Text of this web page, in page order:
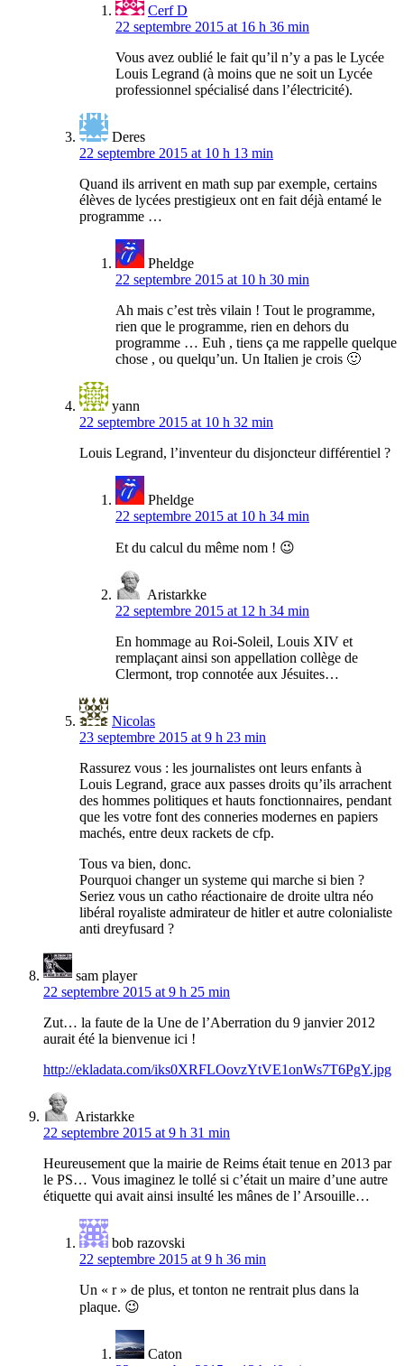
Cerf D
22 septembre 2015 at 16 h 36 min
Vous avez oublié le fait qu’il n’y a pas le Lycée
Louis Legrand (à moins que ne soit un Lycée
professionnel spécialisé dans l’électricité).
Deres
22 septembre 2015 at 10 h 13 min
Quand ils arrivent en math sup par exemple, certains
élèves de lycées prestigieux ont en fait déjà entamé le
programme …
Pheldge
22 septembre 2015 at 10 h 30 min
Ah mais c’est très vilain ! Tout le programme,
rien que le programme, rien en dehors du
programme … Euh , tiens ça me rappelle quelque
chose , ou quelqu’un. Un Italien je crois 🙂
yann
22 septembre 2015 at 10 h 32 min
Louis Legrand, l’inventeur du disjoncteur différentiel ?
Pheldge
22 septembre 2015 at 10 h 34 min
Et du calcul du même nom ! 😉
Aristarkke
22 septembre 2015 at 12 h 34 min
En hommage au Roi-Soleil, Louis XIV et
remplaçant ainsi son appellation collège de
Clermont, trop connotée aux Jésuites…
Nicolas
23 septembre 2015 at 9 h 23 min
Rassurez vous : les journalistes ont leurs enfants à
Louis Legrand, grace aux passes droits qu’ils arrachent
des hommes politiques et hauts fonctionnaires, pendant
que les votre font des conneries modernes en papiers
machés, entre deux rackets de cfp.
Tous va bien, donc.
Pourquoi changer un systeme qui marche si bien ?
Seriez vous un catho réactionaire de droite ultra néo
libéral royaliste admirateur de hitler et autre colonialiste
anti dreyfusard ?
sam player
22 septembre 2015 at 9 h 25 min
Zut… la faute de la Une de l’Aberration du 9 janvier 2012
aurait été la bienvenue ici !
http://ekladata.com/iks0XRFLOovzYtVE1onWs7T6PgY.jpg
Aristarkke
22 septembre 2015 at 9 h 31 min
Heureusement que la mairie de Reims était tenue en 2013 par
le PS… Vous imaginez le tollé si c’était un maire d’une autre
étiquette qui avait ainsi insulté les mânes de l’ Arsouille…
bob razovski
22 septembre 2015 at 9 h 36 min
Un « r » de plus, et tonton ne rentrait plus dans la
plaque. 😉
Caton